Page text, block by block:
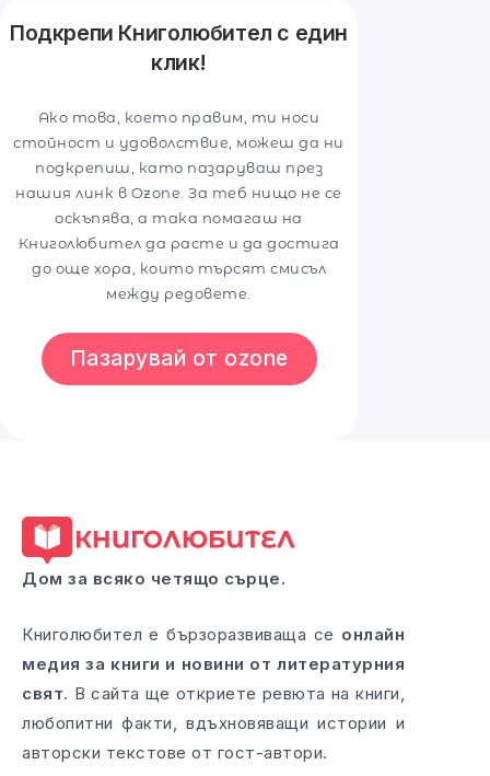
Подкрепи Книголюбител с един
клик!
Ако това, което правим, ти носи
стойност и удоволствие, можеш да ни
подкрепиш, като пазаруваш през
нашия линк в Ozone. За теб нищо не се
оскъпява, а така помагаш на
Книголюбител да расте и да достига
до още хора, които търсят смисъл
между редовете.
Пазарувай от ozone
Дом за всяко четящо сърце.
Книголюбител е бързоразвиваща се онлайн
медия за книги и новини от литературния
свят. В сайта ще откриете ревюта на книги,
любопитни факти, вдъхновяващи истории и
авторски текстове от гост-автори.